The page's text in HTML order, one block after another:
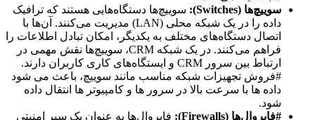
سوییچ‌ها (Switches):
سوییچ‌ها دستگاه‌هایی هستند که ترافیک
داده را در یک شبکه محلی (LAN) مدیریت می‌کنند. آن‌ها با
اتصال دستگاه‌های مختلف به یکدیگر، امکان تبادل اطلاعات را
فراهم می‌کنند. در یک شبکه CRM، سوییچ‌ها نقش مهمی در
ارتباط بین سرور CRM و ایستگاه‌های کاری کاربران دارند.
#فروش تجهیزات شبکه مناسب مانند سوییچ، باعث می شود
داده ها با سرعت بالا در سرور ها و کامپیوتر ها انتقال داده
شود.
#فایروال‌ها (Firewalls):
فایروال‌ها به عنوان یک سپر امنیتی